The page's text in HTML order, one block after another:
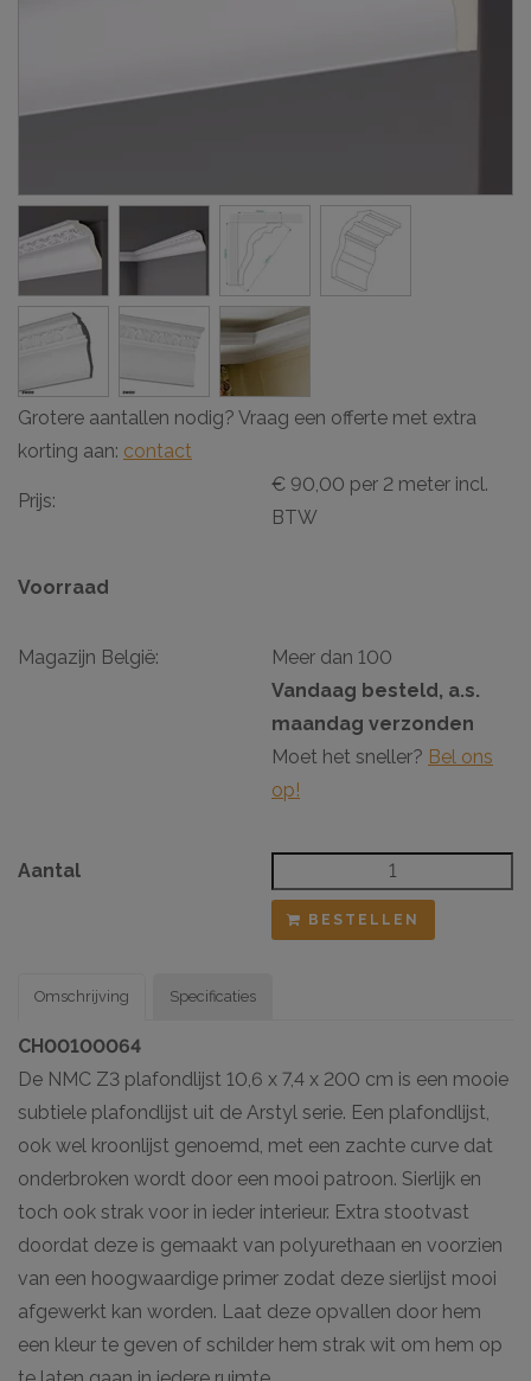
Grotere aantallen nodig? Vraag een offerte met extra
korting aan: contact
Prijs:
€ 90,00 per 2 meter incl.
BTW
Voorraad
Magazijn België:
Meer dan 100
Vandaag besteld, a.s.
maandag verzonden
Moet het sneller? Bel ons
op!
Aantal
BESTELLEN
Omschrijving
CH00100064
De NMC Z3 plafondlijst 10,6 x 7,4 x 200 cm is een mooie
subtiele plafondlijst uit de Arstyl serie. Een plafondlijst,
ook wel kroonlijst genoemd, met een zachte curve dat
onderbroken wordt door een mooi patroon. Sierlijk en
toch ook strak voor in ieder interieur. Extra stootvast
doordat deze is gemaakt van polyurethaan en voorzien
van een hoogwaardige primer zodat deze sierlijst mooi
afgewerkt kan worden. Laat deze opvallen door hem
een kleur te geven of schilder hem strak wit om hem op
Specificaties